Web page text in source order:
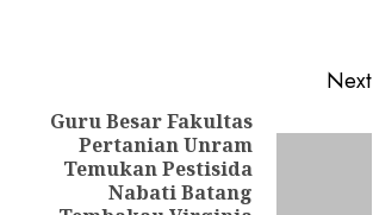
Previous
Next
post:
Guru Besar Fakultas
Pertanian Unram
Temukan Pestisida
Nabati Batang